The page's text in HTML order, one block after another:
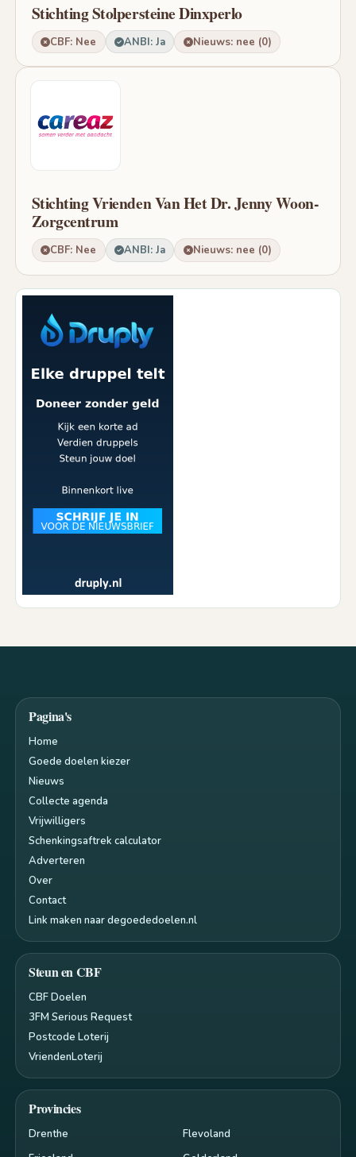
Stichting Stolpersteine Dinxperlo
CBF: Nee ANBI: Ja Nieuws: nee (0)
Stichting Vrienden Van Het Dr. Jenny Woon-
Zorgcentrum
CBF: Nee ANBI: Ja Nieuws: nee (0)
Pagina's
Home
Goede doelen kiezer
Nieuws
Collecte agenda
Vrijwilligers
Schenkingsaftrek calculator
Adverteren
Over
Contact
Link maken naar degoededoelen.nl
Steun en CBF
CBF Doelen
3FM Serious Request
Postcode Loterij
VriendenLoterij
Provincies
Drenthe
Flevoland